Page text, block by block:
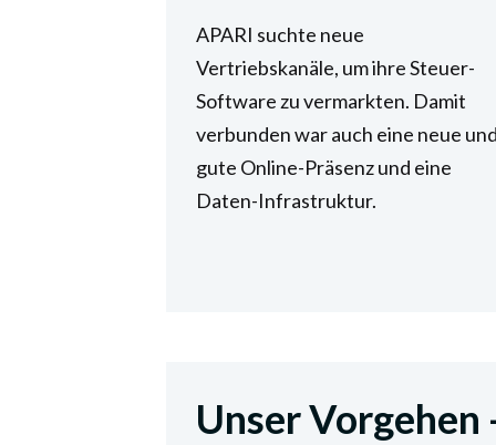
APARI suchte neue
Vertriebskanäle, um ihre Steuer-
Software zu vermarkten. Damit
verbunden war auch eine neue
gute Online-Präsenz und eine
Daten-Infrastruktur.
Unser